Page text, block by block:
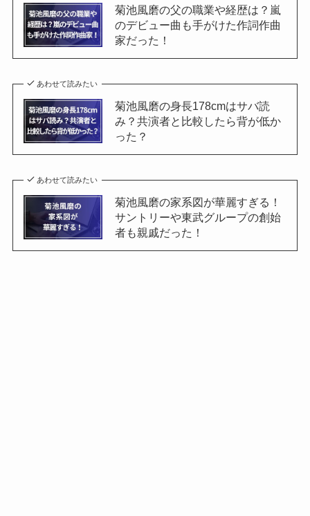
菊池風磨の父の職業や経歴は？嵐
のデビュー曲も手がけた作詞作曲
家だった！
あわせて読みたい
菊池風磨の身長178cmはサバ読
み？共演者と比較したら背が低か
った？
あわせて読みたい
菊池風磨の家系図が華麗すぎる！
サントリーや東武グループの創始
者も親戚だった！